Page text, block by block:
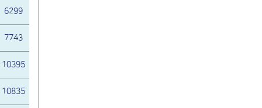
6299
7743
10395
10835